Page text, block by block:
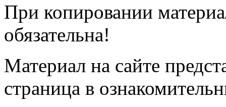
При копировании
обязательна!
Материал на сайте
страница в